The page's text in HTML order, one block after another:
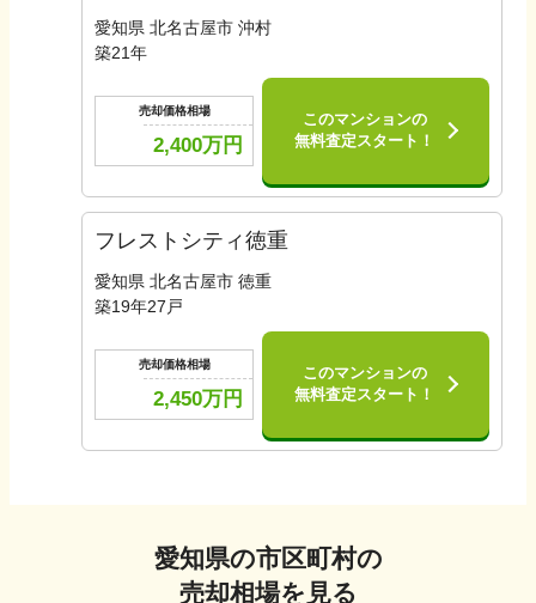
愛知県 北名古屋市 沖村
築21年
売却価格相場
2,400万円
このマンションの
無料査定スタート！
フレストシティ徳重
愛知県 北名古屋市 徳重
築19年27 戸
売却価格相場
2,450万円
このマンションの
無料査定スタート！
愛知県の市区町村の
売却相場を見る